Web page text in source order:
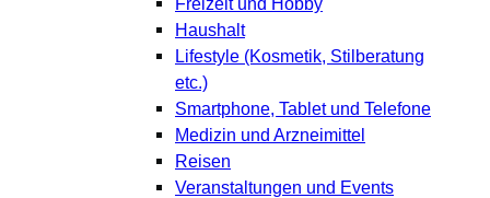
Haushalt
Lifestyle (Kosmetik, Stilberatung
etc.)
Smartphone, Tablet und Telefone
Medizin und Arzneimittel
Reisen
Veranstaltungen und Events